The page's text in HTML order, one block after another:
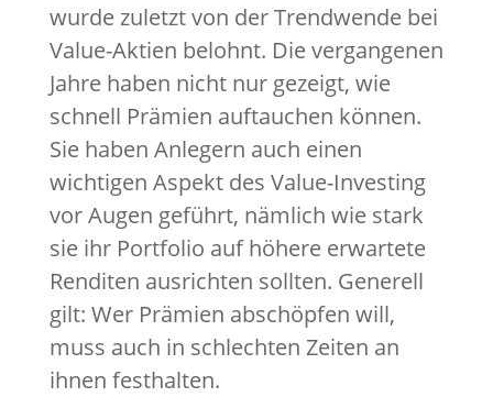
wurde zuletzt von der Trendwende bei
Value-Aktien belohnt. Die vergangenen
Jahre haben nicht nur gezeigt, wie
schnell Prämien auftauchen können.
Sie haben Anlegern auch einen
wichtigen Aspekt des Value-Investing
vor Augen geführt, nämlich wie stark
sie ihr Portfolio auf höhere erwartete
Renditen ausrichten sollten. Generell
gilt: Wer Prämien abschöpfen will,
muss auch in schlechten Zeiten an
ihnen festhalten.